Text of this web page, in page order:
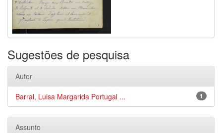
Sugestões de pesquisa
Autor
1
Barral, Luisa Margarida Portugal ...
Assunto